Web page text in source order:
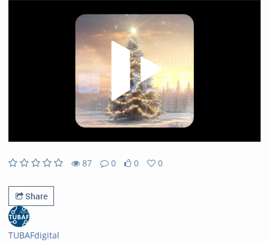
87
0
0
0
Share
TUBAFdigital